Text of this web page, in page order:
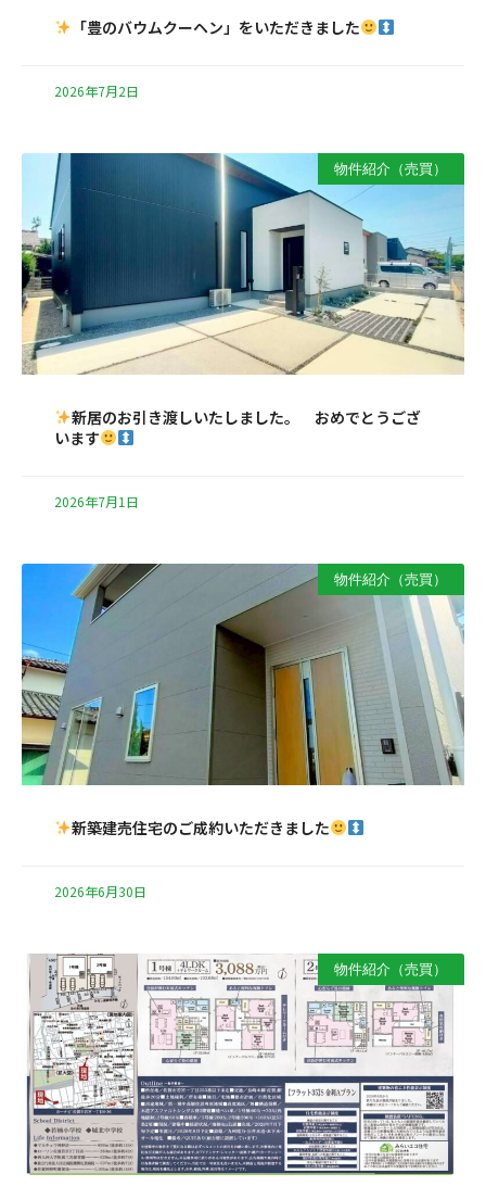
「豊のバウムクーヘン」をいただきました
2026年7月2日
物件紹介（売買）
新居のお引き渡しいたしました。 おめでとうござ
います
2026年7月1日
物件紹介（売買）
新築建売住宅のご成約いただきました
2026年6月30日
物件紹介（売買）